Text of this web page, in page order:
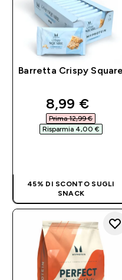
Barretta Crispy Square
discounted
8,99 €‎
Prima 12,99 €‎
Risparmia 4,00 €‎
45% DI SCONTO SUGLI
SNACK